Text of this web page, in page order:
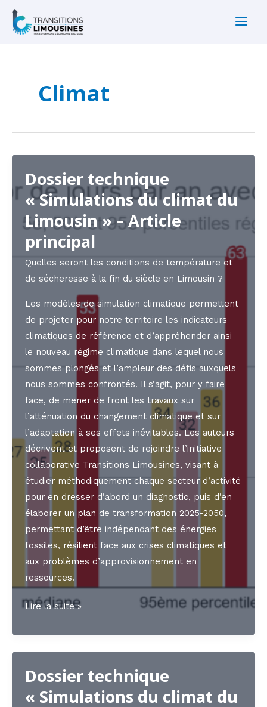
Aller
Climat
Dossier technique
« Simulations du climat du
Limousin » – Article
principal
Quelles seront les conditions de température et
de sécheresse à la fin du siècle en Limousin ?
Les modèles de simulation climatique permettent
de projeter pour notre territoire les indicateurs
climatiques de référence et d’appréhender ainsi
le nouveau régime climatique dans lequel nous
sommes plongés et l’ampleur des défis auxquels
nous sommes confrontés. Il s’agit, pour y faire
face, de mener de front les travaux sur
l’atténuation du changement climatique et sur
l’adaptation à ses effets inévitables. Les auteurs
décrivent et proposent de rejoindre l’initiative
collaborative Transitions Limousines, visant à
étudier méthodiquement chaque secteur d’activité
pour en dresser d’abord un diagnostic, puis d’en
élaborer un plan de transformation 2025-2050,
permettant d’être indépendant des énergies
fossiles, résilient face aux crises climatiques et
aux problèmes d’approvisionnement en
ressources.
Dossier
« Simulations
du
climat
Limousin »
Lire la suite »
Dossier technique
« Simulations du climat du